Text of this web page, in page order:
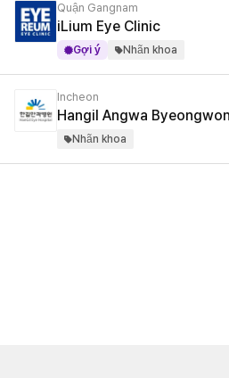
Quận Gangnam
iLium Eye Clinic
Gợi ý Nhãn khoa
Incheon
Hangil Angwa Byeongwon
Nhãn khoa